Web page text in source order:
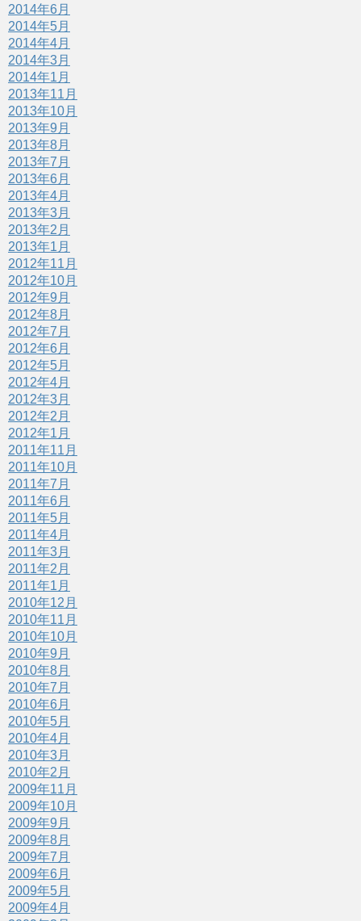
2014年6月
2014年5月
2014年4月
2014年3月
2014年1月
2013年11月
2013年10月
2013年9月
2013年8月
2013年7月
2013年6月
2013年4月
2013年3月
2013年2月
2013年1月
2012年11月
2012年10月
2012年9月
2012年8月
2012年7月
2012年6月
2012年5月
2012年4月
2012年3月
2012年2月
2012年1月
2011年11月
2011年10月
2011年7月
2011年6月
2011年5月
2011年4月
2011年3月
2011年2月
2011年1月
2010年12月
2010年11月
2010年10月
2010年9月
2010年8月
2010年7月
2010年6月
2010年5月
2010年4月
2010年3月
2010年2月
2009年11月
2009年10月
2009年9月
2009年8月
2009年7月
2009年6月
2009年5月
2009年4月